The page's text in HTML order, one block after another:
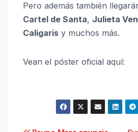
Pero además también
Cartel de Santa, Julieta
Caligaris y muchos más.
Vean el póster oficial aquí: